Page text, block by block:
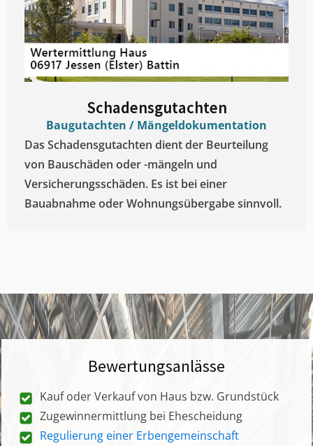
Schadensgutachten
Baugutachten / Mängeldokumentation
Das Schadensgutachten dient der Beurteilung
von Bauschäden oder -mängeln und
Versicherungsschäden. Es ist bei einer
Bauabnahme oder Wohnungsübergabe sinnvoll.
Bewertungsanlässe
Kauf oder Verkauf von Haus bzw. Grundstück
Zugewinnermittlung bei Ehescheidung
Regulierung einer Erbengemeinschaft